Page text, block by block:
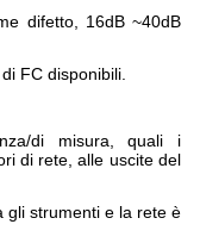
difetto, 16dB ~40dB
FC disponibili.
di misura, quali i
di rete, alle uscite del
gli strumenti e la rete è